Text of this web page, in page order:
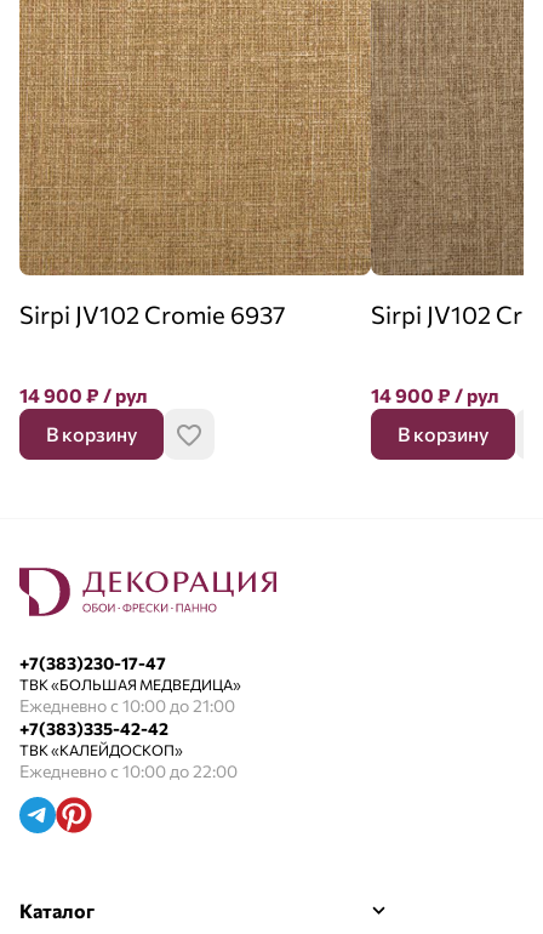
Sirpi JV102 Cromie 6937
14 900 ₽ / рул
В корзину
Sirpi JV102
14 900 ₽ / рул
В корзину
+7(383)230-17-47
ТВК «БОЛЬШАЯ МЕДВЕДИЦА»
Ежедневно с 10:00 до 21:00
+7(383)335-42-42
ТВК «КАЛЕЙДОСКОП»
Ежедневно с 10:00 до 22:00
Каталог